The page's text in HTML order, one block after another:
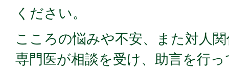
ください。
こころの悩みや不安、また対人
専門医が相談を受け、助言を行